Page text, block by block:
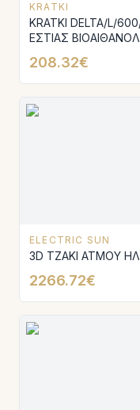
KRATKI
KRATKI DELTA/L/
ΕΣΤΙΑΣ
208.32€
ELECTRIC SUN
2266.72€